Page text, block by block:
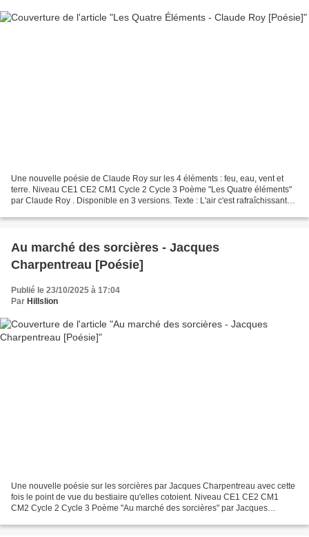
Une nouvelle poésie de Claude Roy sur les 4 éléments : feu, eau, vent et
terre. Niveau CE1 CE2 CM1 Cycle 2 Cycle 3 Poème "Les Quatre éléments"
par Claude Roy . Disponible en 3 versions. Texte : L'air c'est rafraîchissant
Au marché des sorcières - Jacques
Charpentreau [Poésie]
Publié le 23/10/2025 à 17:04
Par Hillslion
Une nouvelle poésie sur les sorcières par Jacques Charpentreau avec cette
fois le point de vue du bestiaire qu'elles cotoient. Niveau CE1 CE2 CM1
CM2 Cycle 2 Cycle 3 Poème "Au marché des sorcières" par Jacques